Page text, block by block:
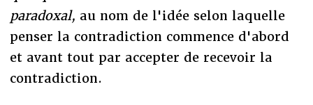
paradoxal, au nom de l'idée selon laquelle
penser la contradiction commence d'abord
et avant tout par accepter de recevoir la
contradiction.